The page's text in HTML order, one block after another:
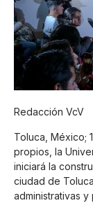
Redacción VcV
Toluca, México;
propios, la
iniciará la
ciudad de
administrativas y